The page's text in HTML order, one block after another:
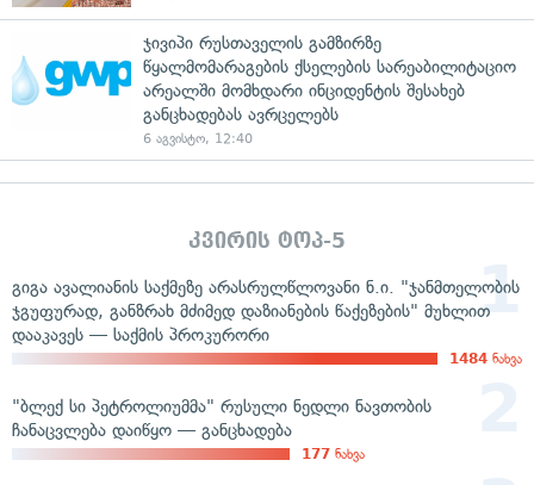
ჯივიპი რუსთაველის გამზირზე
წყალმომარაგების ქსელების სარეაბილიტაციო
არეალში მომხდარი ინციდენტის შესახებ
განცხადებას ავრცელებს
6 აგვისტო, 12:40
კვირის ტოპ-5
გიგა ავალიანის საქმეზე არასრულწლოვანი ნ.ი. "ჯანმთელობის
ჯგუფურად, განზრახ მძიმედ დაზიანების წაქეზების" მუხლით
დააკავეს — საქმის პროკურორი
1484 ნახვა
"ბლექ სი პეტროლიუმმა" რუსული ნედლი ნავთობის
ჩანაცვლება დაიწყო — განცხადება
177 ნახვა